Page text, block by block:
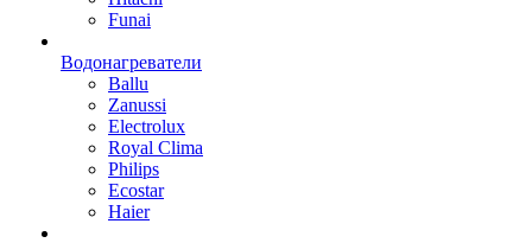
Funai
Водонагреватели
Ballu
Zanussi
Electrolux
Royal Clima
Philips
Ecostar
Haier